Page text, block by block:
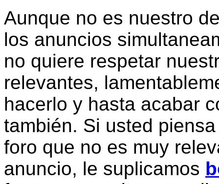
Aunque no es nuestro
los anuncios
no quiere respetar
relevantes,
hacerlo y hasta acabar
también. Si usted
foro que no es muy
anuncio, le suplicamos